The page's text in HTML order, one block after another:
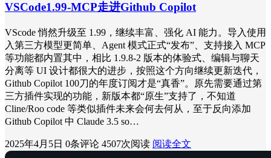
VSCode1.99-MCP走进Github Copilot
VScode 悄然升级至 1.99，继续丰富、强化 AI 能力。导入使用
入第三方模型更简单、Agent 模式正式“发布”、支持接入 MCP
等功能都内置其中，相比 1.9.8-2 版本的体验式、编辑与聊天
分离等 UI 设计都很大的进步，按照这个方向继续更新迭代，
Github Copilot 100刀的年度订阅才是“真香”。原先需要通过第
三方插件实现的功能，新版本都“原生”支持了，不知道
Cline/Roo code 等类似插件未来会何去何从，至于反向添加
Github Copilot 中 Claude 3.5 so…
2025年4月5日 0条评论 4507次阅读 阅读全文